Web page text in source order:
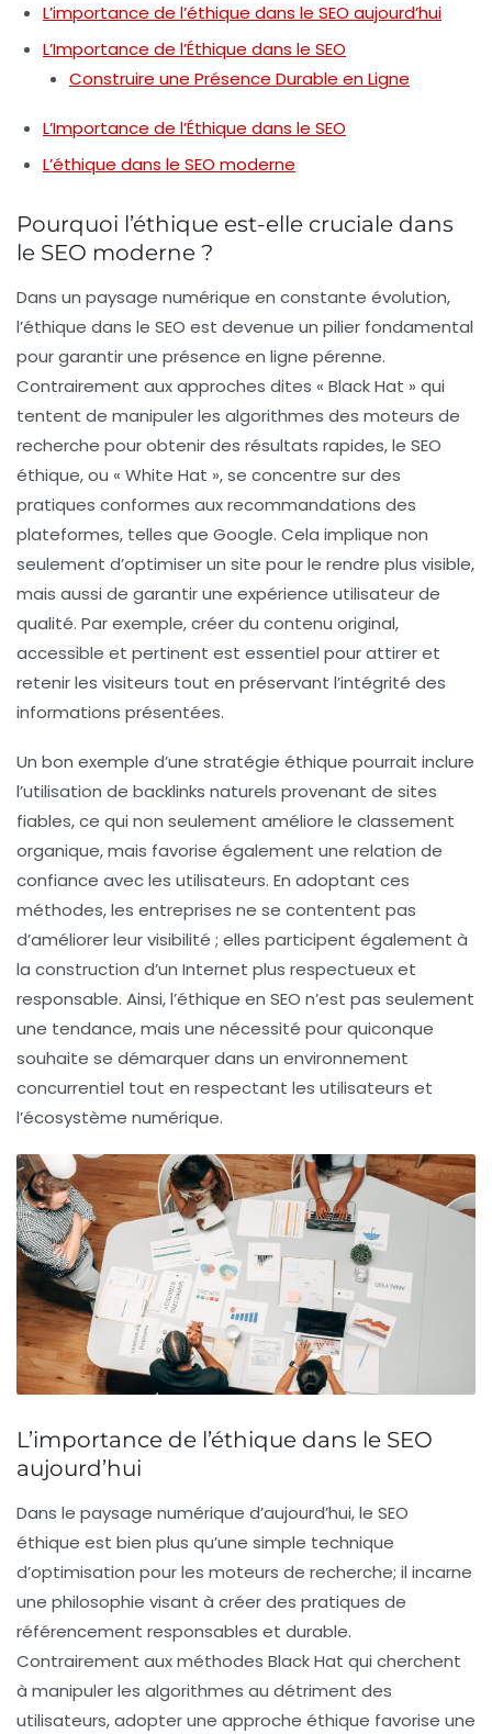
L’importance de l’éthique dans le SEO aujourd’hui
L’Importance de l’Éthique dans le SEO
Construire une Présence Durable en Ligne
L’Importance de l’Éthique dans le SEO
L’éthique dans le SEO moderne
Pourquoi l’éthique est-elle cruciale dans
le SEO moderne ?
Dans un paysage numérique en constante évolution,
l’éthique dans le SEO est devenue un pilier fondamental
pour garantir une présence en ligne pérenne.
Contrairement aux approches dites « Black Hat » qui
tentent de manipuler les algorithmes des moteurs de
recherche pour obtenir des résultats rapides, le SEO
éthique, ou « White Hat », se concentre sur des
pratiques conformes aux recommandations des
plateformes, telles que Google. Cela implique non
seulement d’optimiser un site pour le rendre plus visible,
mais aussi de garantir une expérience utilisateurde
qualité. Par exemple, créer du contenu original,
accessible et pertinent est essentiel pour attirer et
retenir les visiteurs tout en préservant l’intégrité des
informations présentées.
Un bon exemple d’une stratégie éthique pourrait inclure
l’utilisation de backlinks naturels provenant de sites
fiables, ce qui non seulement améliore le classement
organique, mais favorise également une relation de
confiance avec les utilisateurs. En adoptant ces
méthodes, les entreprises ne se contentent pas
d’améliorer leur visibilité ; elles participent également à
la construction d’un Internet plus respectueux et
responsable. Ainsi, l’éthique en SEO n’est pas seulement
une tendance, mais une nécessité pour quiconque
souhaite se démarquer dans un environnement
concurrentiel tout en respectant les utilisateurs et
l’écosystème numérique.
L’importance de l’éthique dans le SEO
aujourd’hui
Dans le paysage numérique d’aujourd’hui, le SEO
éthique est bien plus qu’une simple technique
d’optimisation pour les moteurs de recherche; il incarne
une philosophie visant à créer des pratiques de
référencement responsables et durable.
Contrairement aux méthodes Black Hat qui cherchent
à manipuler les algorithmes au détriment des
utilisateurs, adopter une approche éthique favorise une